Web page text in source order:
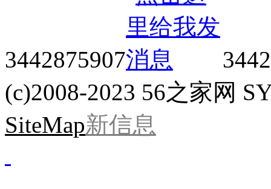
3442875907
(c)2008-2023 56之家网
SiteMap新信息